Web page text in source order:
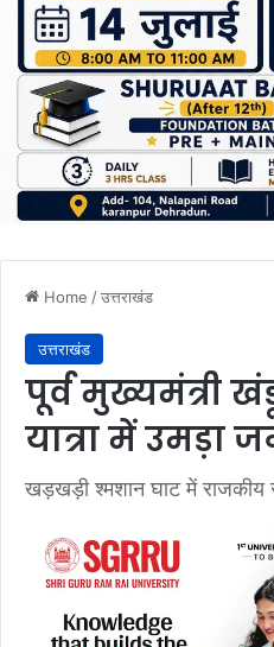
Home /उत्तराखंड
उत्तराखंड
पूर्व मुख्यमंत्री
यात्रा में उमड़ा
खड़खड़ी श्मशान घाट में राजकीय